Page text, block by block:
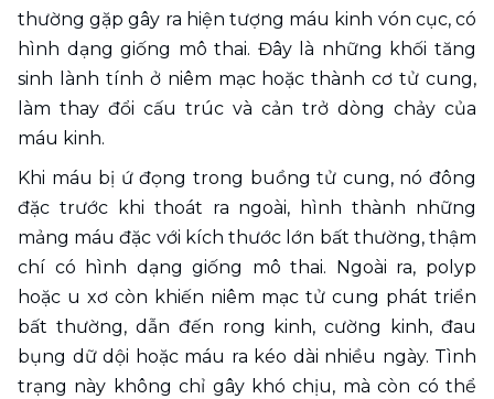
thường gặp gây ra hiện tượng máu kinh vón cục, có
hình dạng giống mô thai. Đây là những khối tăng
sinh lành tính ở niêm mạc hoặc thành cơ tử cung,
làm thay đổi cấu trúc và cản trở dòng chảy của
máu kinh.
Khi máu bị ứ đọng trong buồng tử cung, nó đông
đặc trước khi thoát ra ngoài, hình thành những
mảng máu đặc với kích thước lớn bất thường, thậm
chí có hình dạng giống mô thai. Ngoài ra, polyp
hoặc u xơ còn khiến niêm mạc tử cung phát triển
bất thường, dẫn đến rong kinh, cường kinh, đau
bụng dữ dội hoặc máu ra kéo dài nhiều ngày. Tình
trạng này không chỉ gây khó chịu, mà còn có thể